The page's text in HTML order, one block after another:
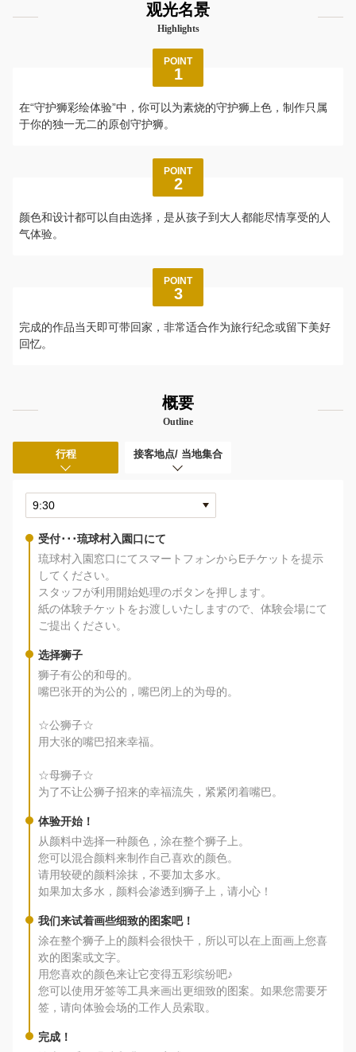
观光名景
Highlights
POINT
1
在“守护狮彩绘体验”中，你可以为素烧的守护狮上色，制作只属
于你的独一无二的原创守护狮。
POINT
2
颜色和设计都可以自由选择，是从孩子到大人都能尽情享受的人
气体验。
POINT
3
完成的作品当天即可带回家，非常适合作为旅行纪念或留下美好
回忆。
概要
Outline
行程 接客地点/ 当地集合
受付･･･琉球村入園口にて
琉球村入園窓口にてスマートフォンからEチケットを提示
してください。
スタッフが利用開始処理のボタンを押します。
紙の体験チケットをお渡しいたしますので、体験会場にて
ご提出ください。
选择狮子
狮子有公的和母的。
嘴巴张开的为公的，嘴巴闭上的为母的。
☆公狮子☆
用大张的嘴巴招来幸福。
☆母狮子☆
为了不让公狮子招来的幸福流失，紧紧闭着嘴巴。
体验开始！
从颜料中选择一种颜色，涂在整个狮子上。
您可以混合颜料来制作自己喜欢的颜色。
请用较硬的颜料涂抹，不要加太多水。
如果加太多水，颜料会渗透到狮子上，请小心！
我们来试着画些细致的图案吧！
涂在整个狮子上的颜料会很快干，所以可以在上面画上您喜
欢的图案或文字。
用您喜欢的颜色来让它变得五彩缤纷吧♪
您可以使用牙签等工具来画出更细致的图案。如果您需要牙
签，请向体验会场的工作人员索取。
完成！